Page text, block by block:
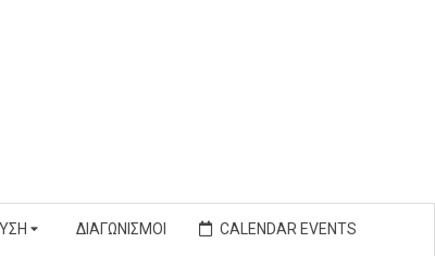
ΔΙΑΓΩΝΙΣΜΟΊ CALENDAR EVENTS